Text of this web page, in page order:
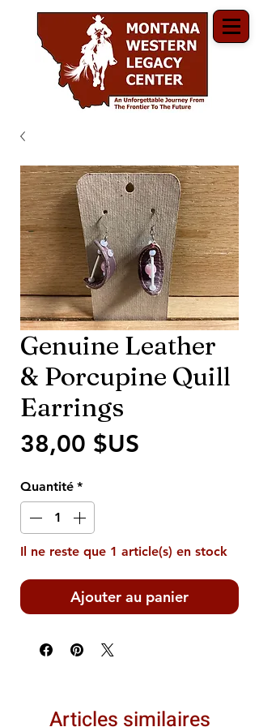
Genuine Leather
& Porcupine Quill
Earrings
38,00 $US
Quantité *
Il ne reste que 1 article(s) en stock
Ajouter au panier
Articles similaires